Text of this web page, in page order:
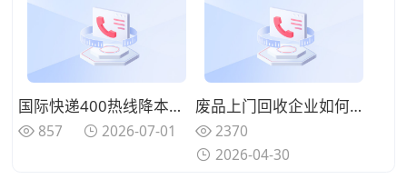
国际快递400热线降本方案：语音机器人自动查物流、报运价、采集发货留资的一站式配置
857 2026-07-01
废品上门回收企业如何降低无效上门成本？电话筛查与智能客服的应用思路
2370
2026-04-30